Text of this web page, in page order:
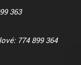
363
774 899 364